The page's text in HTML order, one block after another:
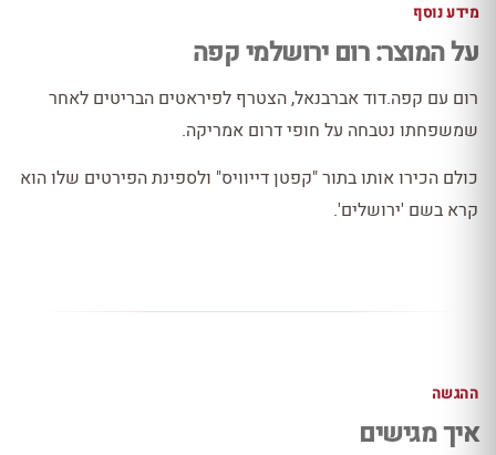
מידע נוסף
על המוצר: רום ירושלמי קפה
רום עם קפה.דוד אברבנאל, הצטרף לפיראטים הבריטים לאחר
שמשפחתו נטבחה על חופי דרום אמריקה.
כולם הכירו אותו בתור "קפטן דייוויס" ולספינת הפירטים שלו הוא
קרא בשם 'ירושלים'.
ההגשה
איך מגישים